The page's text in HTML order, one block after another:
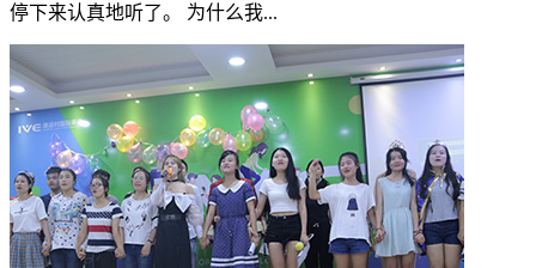
停下来认真地听了。 为什么我...